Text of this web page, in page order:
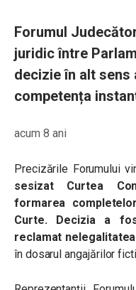
Forumul
juridic între
decizie în alt sens
competența
acum 8 ani
Precizările Forumului
sesizat Curtea
formarea
Curte. Decizia a
reclamat
în dosarul angajărilor